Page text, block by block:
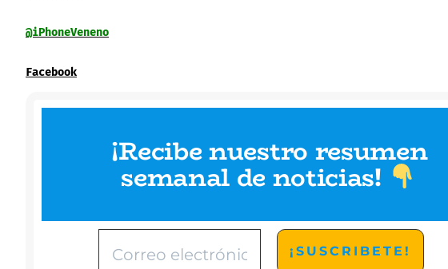
@iPhoneVeneno
Facebook
¡Recibe nuestro resumen
semanal de noticias!